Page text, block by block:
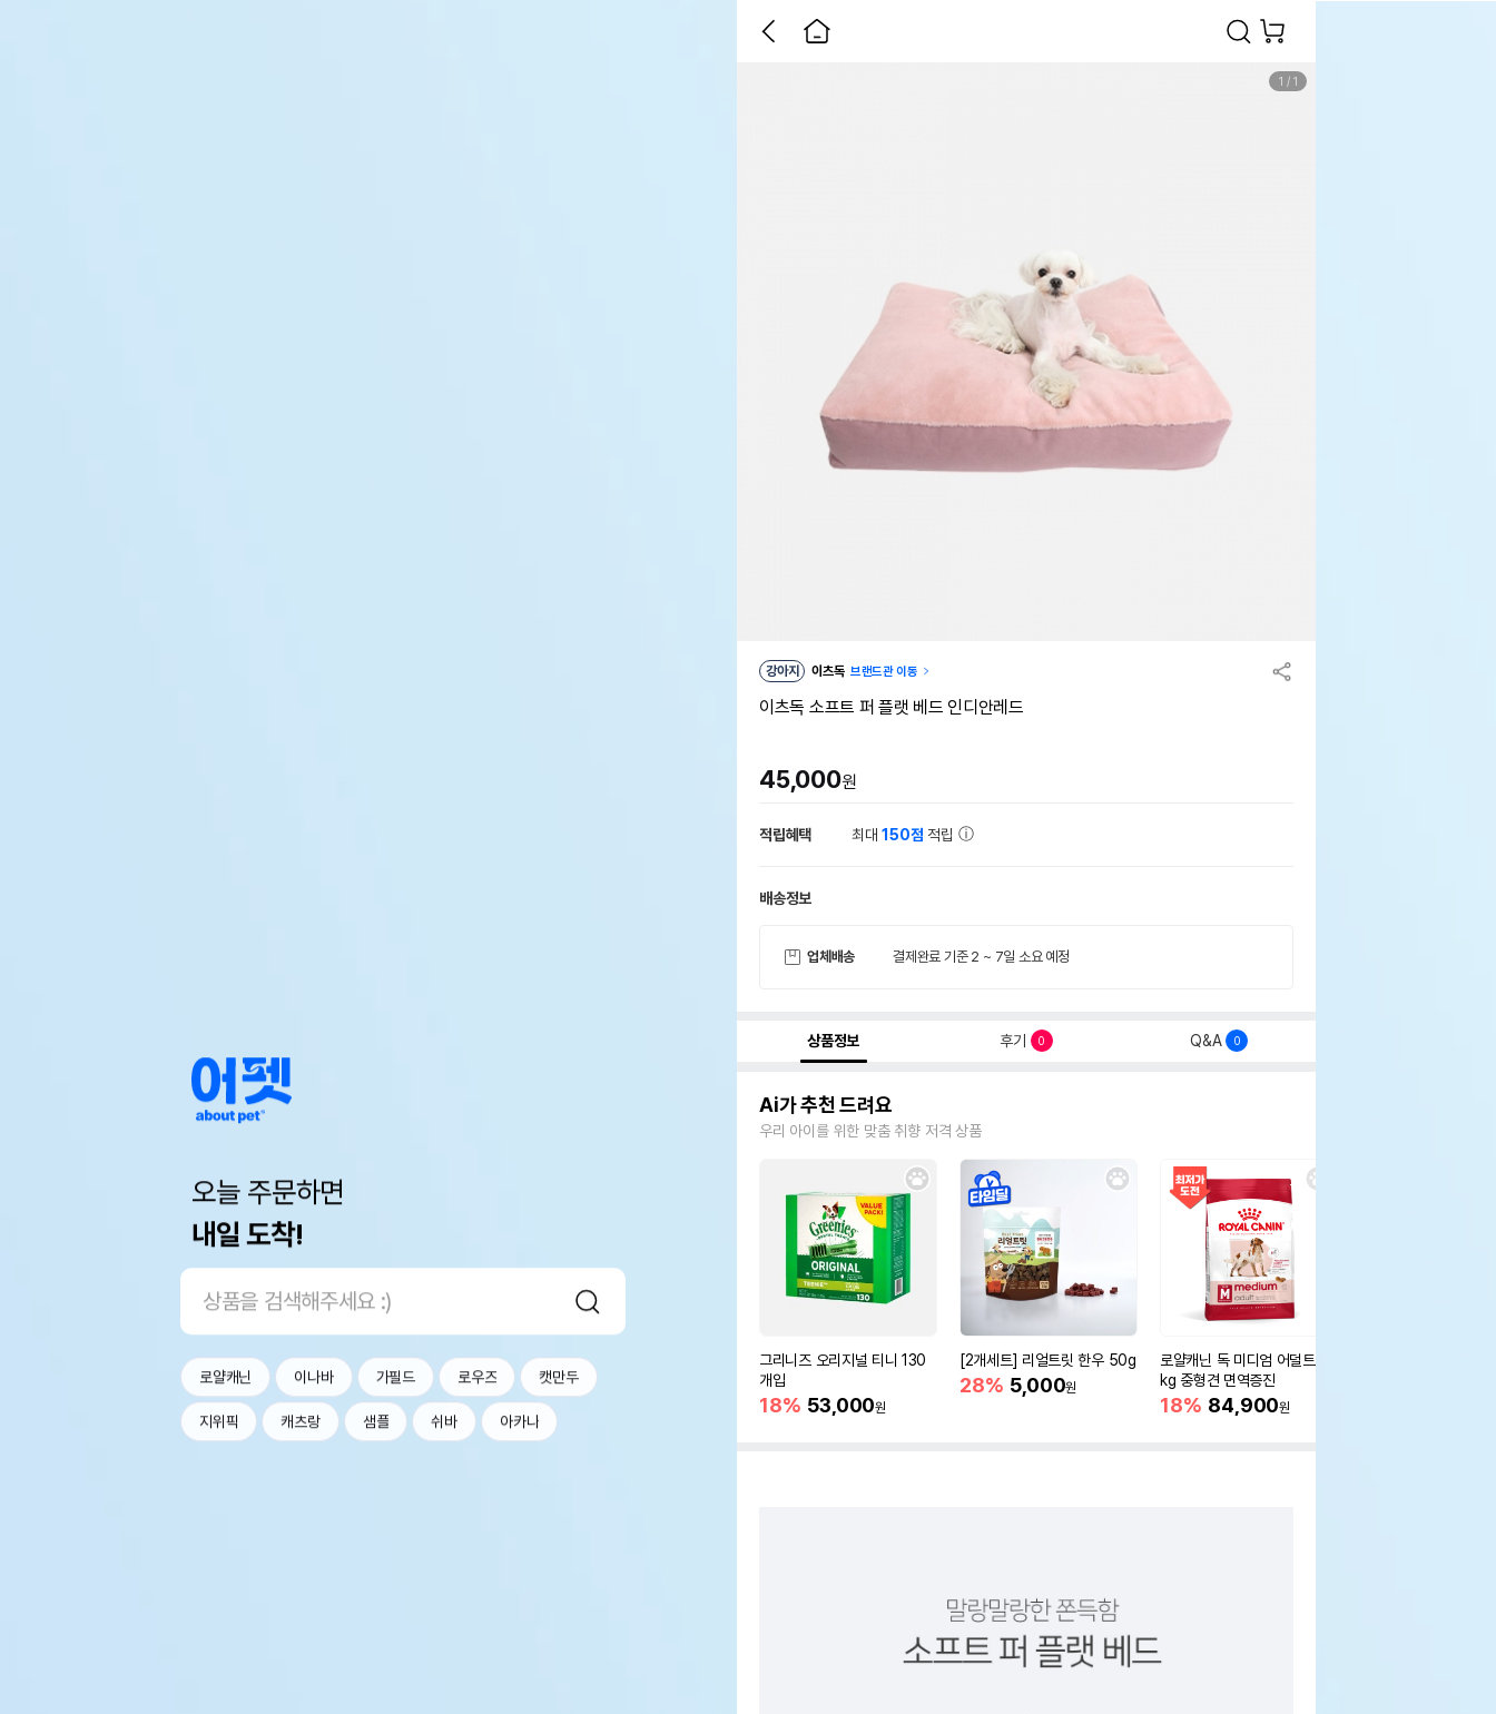
오늘 주문하면
내일 도착!
로얄캐닌 이나바 가필드 로우즈 캣만두
지위픽 캐츠랑 샘플 쉬바 아카나
1 / 1
강아지 이츠독 브랜드관 이동
이츠독 소프트 퍼 플랫 베드 인디안레드
45,000원
적립혜택 최대150점 적립
배송정보
업체배송 결제완료 기준 2 ~ 7일 소요 예정
상품정보 후기 0 Q&A 0
Ai가 추천 드려요
우리 아이를 위한 맞춤 취향 저격 상품
그리니즈 오리지널 티니 130
개입
18% 53,000원
[2개세트] 리얼트릿 한우 50g
28% 5,000원
로얄캐닌 독 미디엄 어덜트 10
kg 중형견 면역증진
18% 84,900원